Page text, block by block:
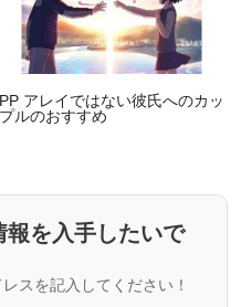
PP アレイではない彼氏へのカッ
プルのおすすめ
を入手したいで
スを記入してください！